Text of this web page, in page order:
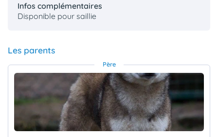
Infos complémentaires
Disponible pour saillie
Les parents
Père